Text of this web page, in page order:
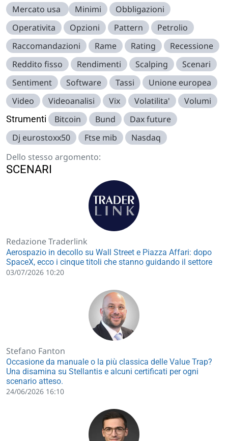
Mercato usa
Minimi
Obbligazioni
Operativita
Opzioni Pattern
Petrolio
Raccomandazioni
Rame Rating
Recessione
Reddito fisso
Rendimenti Scalping
Scenari
Sentiment
Software Tassi
Unione europea
Video
Videoanalisi Vix Volatilita' Volumi
Strumenti Bitcoin Bund
Dax future
Dj eurostoxx50
Ftse mib
Nasdaq
Dello stesso argomento:
SCENARI
Redazione Traderlink
Aerospazio in decollo su Wall Street e Piazza Affari: dopo
SpaceX, ecco i cinque titoli che stanno guidando il settore
03/07/2026 10:20
Stefano Fanton
Occasione da manuale o la più classica delle Value Trap?
Una disamina su Stellantis e alcuni certificati per ogni
scenario atteso.
24/06/2026 16:10